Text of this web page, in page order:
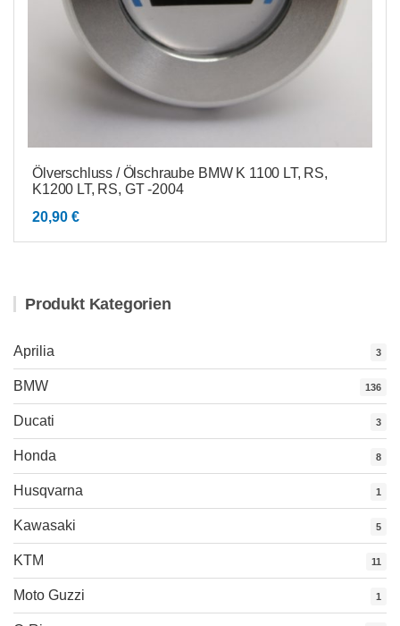
Ölverschluss / Ölschraube BMW K 1100 LT, RS,
K1200 LT, RS, GT -2004
20,90 €
Produkt Kategorien
Aprilia 3
BMW 136
Ducati 3
Honda 8
Husqvarna 1
Kawasaki 5
KTM 11
Moto Guzzi 1